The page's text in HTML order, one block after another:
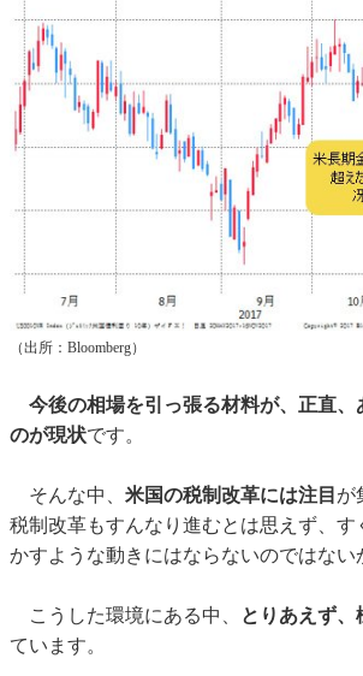
（出所：Bloomberg）
今後の相場を引っ張る材料が、正直、
のが現状です。
そんな中、 米国の税制改革には注目 が
税制改革もすんなり進むとは思えず、す
かすような動きにはならないのではない
こうした環境にある中、 とりあえず、
ています。